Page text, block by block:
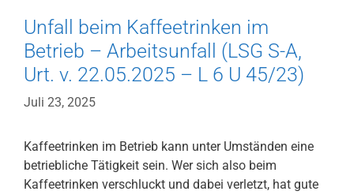
Unfall beim Kaffeetrinken im
Betrieb – Arbeitsunfall (LSG S-A,
Urt. v. 22.05.2025 – L 6 U 45/23)
Juli 23, 2025
Kaffeetrinken im Betrieb kann unter Umständen eine
betriebliche Tätigkeit sein. Wer sich also beim
Kaffeetrinken verschluckt und dabei verletzt, hat gute